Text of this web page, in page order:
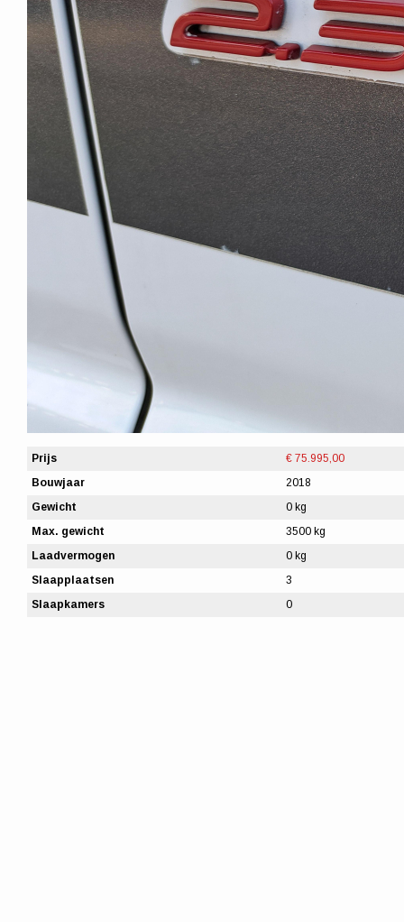
Prijs
€ 75.995,00
Bouwjaar
2018
Gewicht
0 kg
Max. gewicht
3500 kg
Laadvermogen
0 kg
Slaapplaatsen
3
Slaapkamers
0